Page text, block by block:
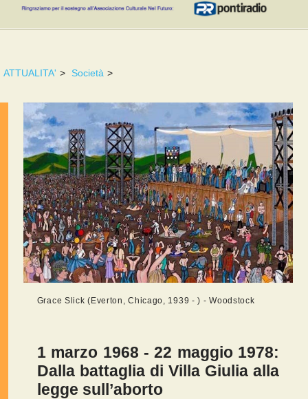
ATTUALITA' > Società >
Grace Slick (Everton, Chicago, 1939 - ) - Woodstock
1 marzo 1968 - 22 maggio 1978:
Dalla battaglia di Villa Giulia alla
legge sull’aborto